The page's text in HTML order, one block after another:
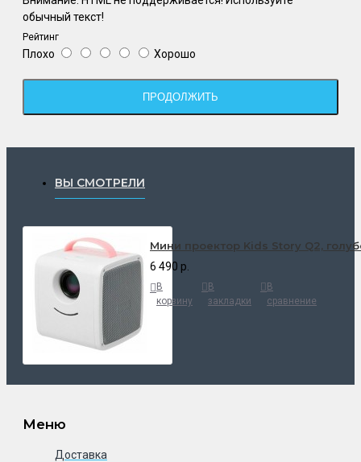
обычный текст!
Рейтинг
Плохо Хорошо
ПРОДОЛЖИТЬ
ВЫ СМОТРЕЛИ
Мини проектор Kids Story Q2,
6 490 р.
В
корзину
В
закладки
В
сравнение
Меню
Доставка